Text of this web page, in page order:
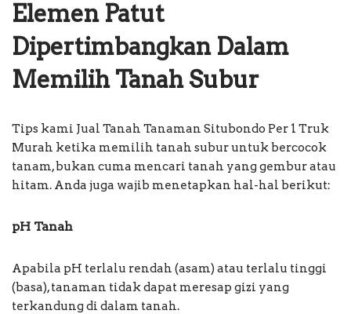
Elemen Patut
Dipertimbangkan Dalam
Memilih Tanah Subur
Tips kami Jual Tanah Tanaman Situbondo Per 1 Truk
Murah ketika memilih tanah subur untuk bercocok
tanam, bukan cuma mencari tanah yang gembur atau
hitam. Anda juga wajib menetapkan hal-hal berikut:
pH Tanah
Apabila pH terlalu rendah (asam) atau terlalu tinggi
(basa), tanaman tidak dapat meresap gizi yang
terkandung di dalam tanah.